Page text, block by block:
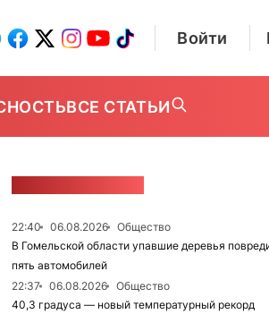
Войти
ВСЕ СТАТЬИ
22:40 06.08.2026
Общество
В Гомельской области упавшие деревья
пять автомобилей
22:37
06.08.2026
Общество
40,3 градуса — новый температурный рекорд